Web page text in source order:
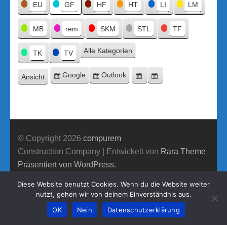
Titel
EU GF HF HT LI LM
MB rem SKM STL TF
TK TV Alle Kategorien
Ansicht ausdrucken
Eintragen
Google
Eintragen
Outlook
Google-
© Copyright 2026 compurem
Construction Company | Entwickelt von Rara Theme
Präsentiert von WordPress.
Diese Website benutzt Cookies. Wenn du die Website weiter
nutzt, gehen wir von deinem Einverständnis aus.
OK
Nein Datenschutzerklärung